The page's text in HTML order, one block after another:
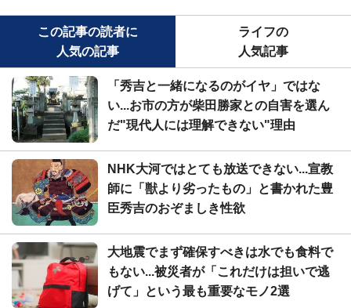
この記事の読者に
人気の記事
ライフの
人気記事
「秀吉と一緒になるのがイヤ」ではな
い...お市の方が柴田勝家との自害を選ん
だ"現代人には理解できない"理由
NHK大河ではとても放送できない...宣教
師に「獣より劣ったもの」と書かれた豊
臣秀吉のおぞましき性欲
大地震でまず確保すべきは水でも食料で
もない...被災者が「これだけは担いで逃
げて」という最も重要なモノ2選